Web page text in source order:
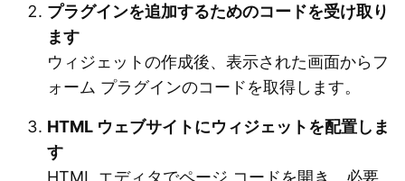
プラグインを追加するためのコードを受け取り
ます
ウィジェットの作成後、表示された画面からフ
ォーム プラグインのコードを取得します。
HTML ウェブサイトにウィジェットを配置しま
す
HTML エディタでページ コードを開き、必要